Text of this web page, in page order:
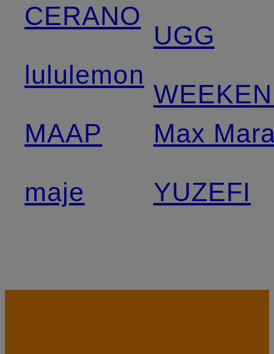
CERANO
lululemon
MAAP
maje
UGG
Max
YUZEFI